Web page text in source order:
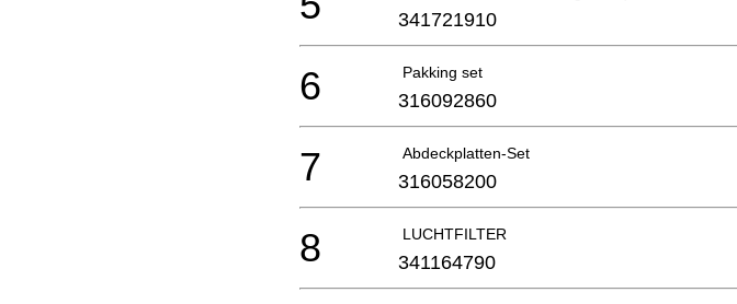
341721910
Pakking set
6 316092860
Abdeckplatten-Set
7 316058200
LUCHTFILTER
8 341164790